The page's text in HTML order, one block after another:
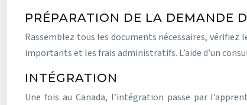
PRÉPARATION DE LA DEMANDE
Rassemblez tous les documents nécessaires, vérifiez
importants et les frais administratifs. L’aide d’un
INTÉGRATION
Une fois au Canada, l’intégration passe par